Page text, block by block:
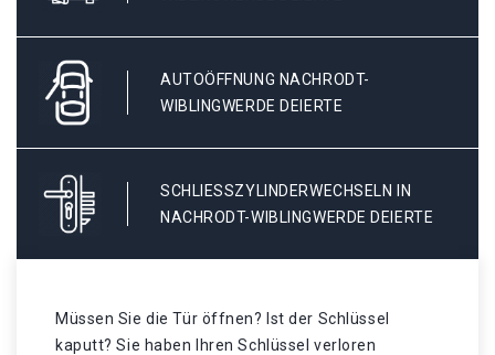
AUTOÖFFNUNG NACHRODT-
WIBLINGWERDE DEIERTE
SCHLIESSZYLINDERWECHSELN IN N
ACHRODT-WIBLINGWERDE DEIERTE
Müssen Sie die Tür öffnen? Ist der Schlüssel
kaputt? Sie haben Ihren Schlüssel verloren